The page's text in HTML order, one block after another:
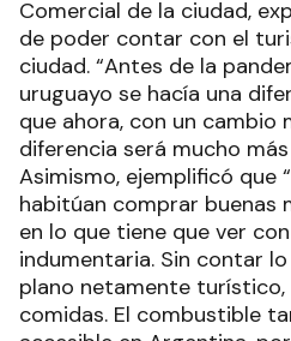
Comercial de la ciudad,
de poder contar con el
ciudad. “Antes de la
uruguayo se hacía una
que ahora, con un cambio
diferencia será mucho
Asimismo, ejemplificó que
habitúan comprar buenas
en lo que tiene que ver
indumentaria. Sin contar
plano netamente
comidas. El combustible